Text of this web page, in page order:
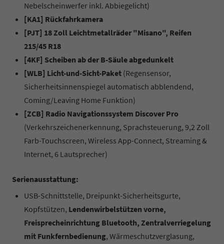
Nebelscheinwerfer inkl. Abbiegelicht)
[KA1] Rückfahrkamera
[PJT] 18 Zoll Leichtmetallräder "Misano", Reifen
215/45 R18
[4KF] Scheiben ab der B-Säule abgedunkelt
[WLB] Licht-und-Sicht-Paket (Regensensor,
Sicherheitsinnenspiegel automatisch abblendend,
Coming/Leaving Home Funktion)
[ZCB] Radio Navigationssystem Discover Pro
(Verkehrszeichenerkennung, Sprachsteuerung, 9,2 Zoll
Farb-Touchscreen, Wireless App-Connect, Streaming &
Internet, 6 Lautsprecher)
Serienausstattung:
USB-Schnittstelle, Dreipunkt-Sicherheitsgurte,
Kopfstützen, Lendenwirbelstützen vorne,
Freisprecheinrichtung Bluetooth, Zentralverriegelung
mit Funkfernbedienung, Wärmeschutzverglasung,